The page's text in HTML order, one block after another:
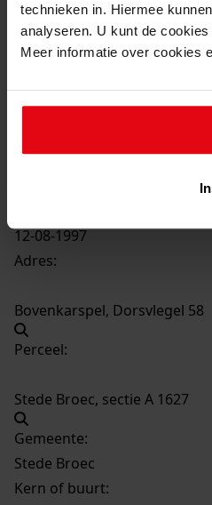
technieken in. Hiermee
analyseren. U kunt de
Meer informatie over cookies
Inventaris
1701-1800
1725Plaatsen van een kap
Datering:
Beschrijving:
Plaatsen van een kap op de
12-08-1997
Adres:
Bovenkarspel, Dorsvlegel 58
Perceel:
Stede Broec, sectie A 1627
Gemeente:
Stede Broec
Kern of buurt: